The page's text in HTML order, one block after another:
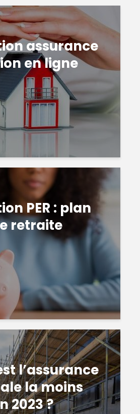
assurance
en ligne
PER : plan
retraite
l’assurance
la moins
2023 ?